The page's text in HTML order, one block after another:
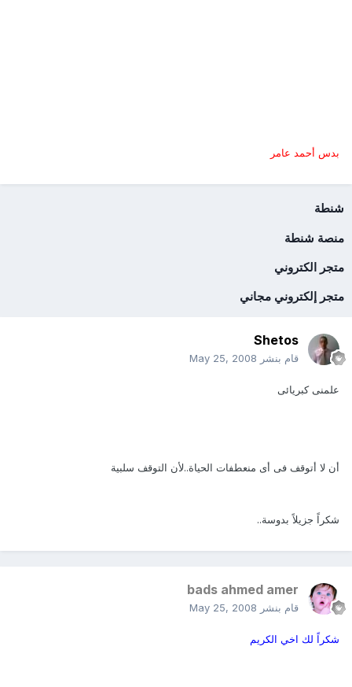
بدس أحمد عامر
شنطة
منصة شنطة
متجر الكتروني
متجر إلكتروني مجاني
Shetos
قام بنشر May 25, 2008
علمنى كبريائى
أن لا أتوقف فى أى منعطفات الحياة..لأن التوقف سلبية
شكراً جزيلاً بدوسة..
bads ahmed amer
قام بنشر May 25, 2008
شكراً لك اخي الكريم